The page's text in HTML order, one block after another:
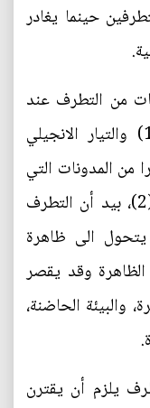
حينما يغادر
من التطرف عند
الماركسيين واليهود في اسرائيل (1) والتيار الانجيلي
من المدونات التي
تزعم انها وصلت الى نهاية التاريخ (2)، بيد أن التطرف
الى ظاهرة
وقد يقصر
والبيئة الحاضنة،
يلزم أن يقترن